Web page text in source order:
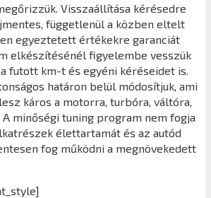
Visszaállítása kérésedre
függetlenül a közben eltelt
egyeztetett értékekre garanciát
elkészítésénél figyelembe vesszük
futott km-t és egyéni kéréseidet is.
határon belül módosítjuk, ami
káros a motorra, turbóra, váltóra,
minőségi tuning program nem fogja
élettartamát és az autód
fog működni a megnövekedett